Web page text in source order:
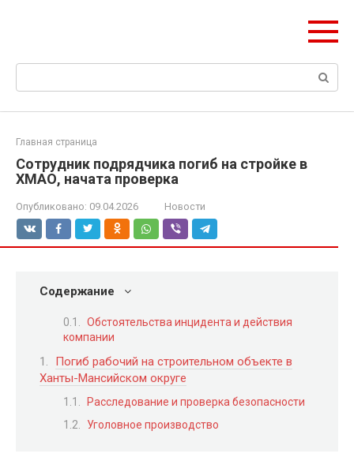
Поиск:
Главная страница
Сотрудник подрядчика погиб на стройке в
ХМАО, начата проверка
Опубликовано: 09.04.2026 Новости
Содержание
Обстоятельства инцидента и действия
компании
Погиб рабочий на строительном объекте в
Ханты-Мансийском округе
Расследование и проверка безопасности
Уголовное производство